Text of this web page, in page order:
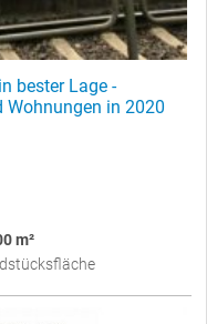
bester Lage -
Wohnungen in 2020
m²